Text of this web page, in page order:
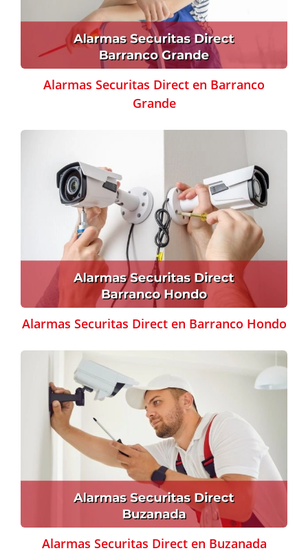
Alarmas Securitas Direct en Barranco
Grande
Alarmas Securitas Direct en Barranco Hondo
Alarmas Securitas Direct en Buzanada